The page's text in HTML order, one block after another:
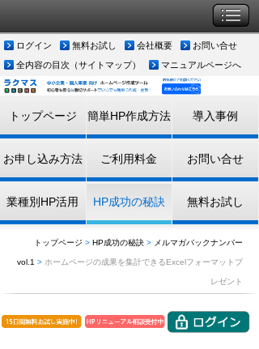
ログイン 無料お試し 会社概要
お問い合せ
全内容の目次（サイトマップ）
マニュアルページへ
トップページ 簡単HP作成方法 導入事例
お申し込み方法 ご利用料金 お問い合せ
業種別HP活用 HP成功の秘訣 無料お試し
トップページ > HP成功の秘訣 > メルマガバックナンバー
vol.1 > ホームページの成果を集計できるExcelフォーマットプ
レゼント